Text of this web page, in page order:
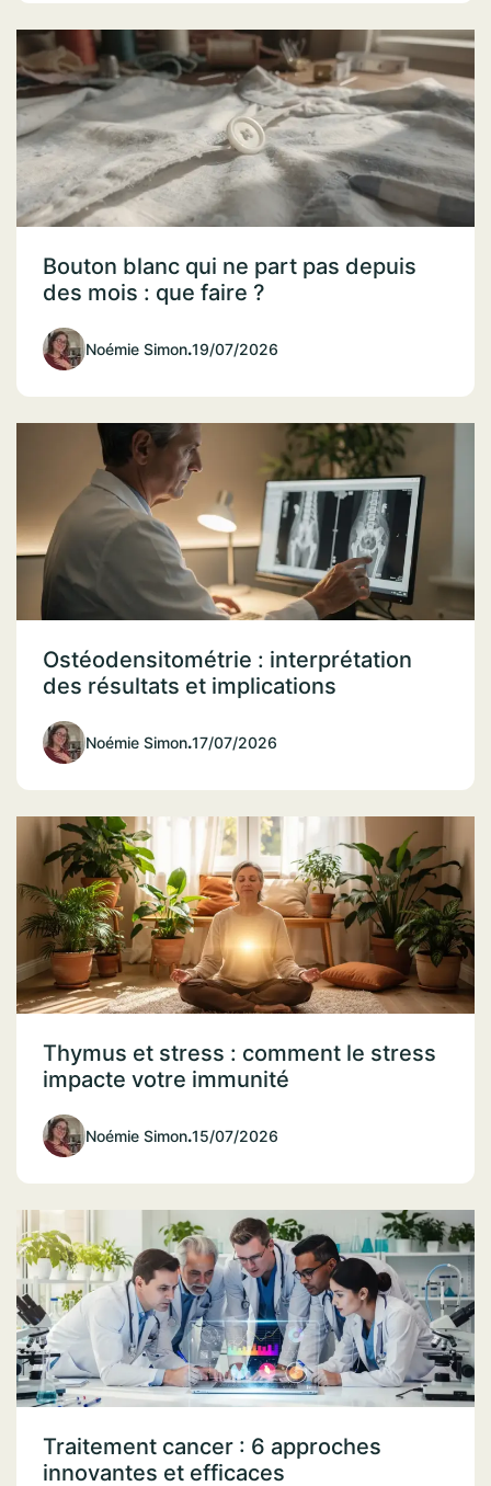
Bouton blanc qui ne part pas depuis
des mois : que faire ?
Noémie Simon.19/07/2026
Ostéodensitométrie : interprétation
des résultats et implications
Noémie Simon.17/07/2026
Thymus et stress : comment le stress
impacte votre immunité
Noémie Simon.15/07/2026
Traitement cancer : 6 approches
innovantes et efficaces